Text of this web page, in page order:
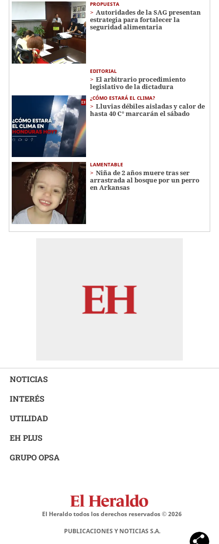
PROPUESTA
Autoridades de la SAG presentan
estrategia para fortalecer la
seguridad alimentaria
EDITORIAL
El arbitrario procedimiento
legislativo de la dictadura
¿CÓMO ESTARÁ EL CLIMA?
Lluvias débiles aisladas y calor de
hasta 40 C° marcarán el sábado
LAMENTABLE
Niña de 2 años muere tras ser
arrastrada al bosque por un perro
en Arkansas
NOTICIAS
INTERÉS
UTILIDAD
EH PLUS
GRUPO OPSA
El Heraldo todos los derechos reservados ©2026
PUBLICACIONES Y NOTICIAS S.A.